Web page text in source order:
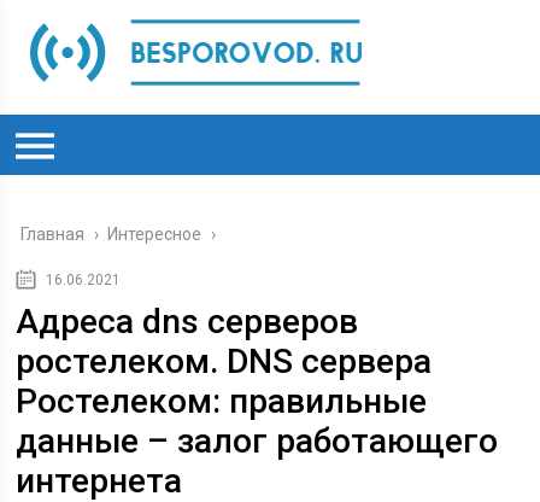
Главная › Интересное ›
16.06.2021
Адреса dns серверов
ростелеком. DNS сервера
Ростелеком: правильные
данные – залог работающего
интернета